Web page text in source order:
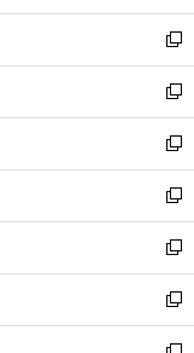
開
く
ウ
で
開
く
ン
ド
ウ
で
開
く
ウ
ィ
ン
ド
ウ
で
開
く
新
し
い
ウ
ィ
ン
ド
ウ
で
開
く
新
し
い
ウ
ィ
ン
ド
ウ
で
開
新
し
い
ウ
ィ
ン
ド
ウ
新
し
い
ウ
ィ
ン
新
し
い
ウ
新
し